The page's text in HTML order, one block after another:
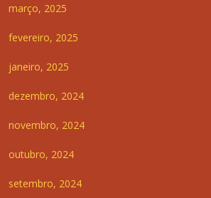
março, 2025
fevereiro, 2025
janeiro, 2025
dezembro, 2024
novembro, 2024
outubro, 2024
setembro, 2024